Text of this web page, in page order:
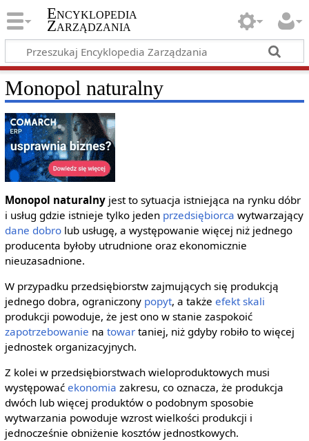
Encyklopedia
Zarządzania
Monopol naturalny
Monopol naturalnyjest to sytuacja istniejąca na rynku dóbr
i usług gdzie istnieje tylko jeden przedsiębiorca wytwarzający
dane dobrolub usługę, a występowanie więcej niż jednego
producenta byłoby utrudnione oraz ekonomicznie
nieuzasadnione.
W przypadku przedsiębiorstw zajmujących się produkcją
jednego dobra, ograniczony popyt, a także efekt skali
produkcji powoduje, że jest ono w stanie zaspokoić
zapotrzebowanie na towartaniej, niż gdyby robiło to więcej
jednostek organizacyjnych.
Z kolei w przedsiębiorstwach wieloproduktowych musi
występować ekonomia zakresu, co oznacza, że produkcja
dwóch lub więcej produktów o podobnym sposobie
wytwarzania powoduje wzrost wielkości produkcji i
jednocześnie obniżenie kosztów jednostkowych.